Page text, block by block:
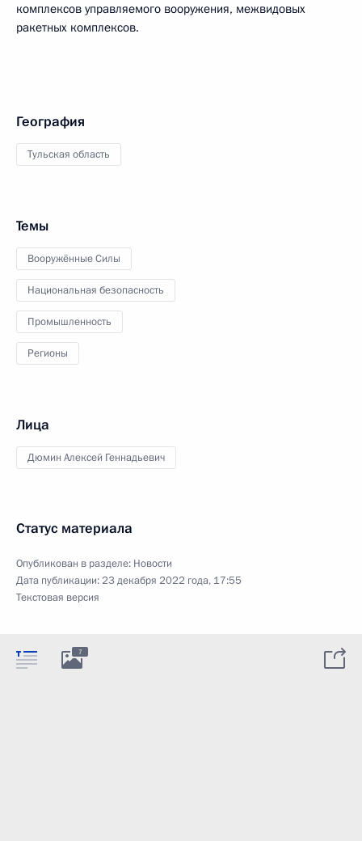
комплексов управляемого вооружения, межвидовых
ракетных комплексов.
География
Тульская область
Темы
Вооружённые Силы
Национальная безопасность
Промышленность
Регионы
Лица
Дюмин Алексей Геннадьевич
Статус материала
Опубликован в разделе: Новости
Дата публикации:23 декабря 2022 года, 17:55
Текстовая версия
7